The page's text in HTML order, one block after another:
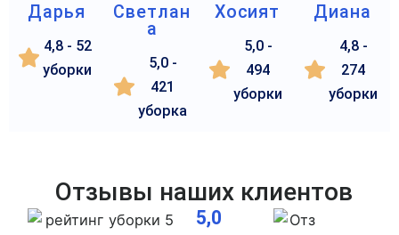
Дарья
4,8 - 52
уборки
Светлан
а
5,0 -
421
уборка
Хосият
5,0 -
494
уборки
Диана
4,8 -
274
уборки
Отзывы наших клиентов
5,0